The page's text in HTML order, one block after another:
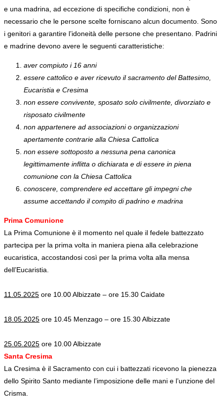
e una madrina, ad eccezione di specifiche condizioni, non è
necessario che le persone scelte forniscano alcun documento. Sono
i genitori a garantire l’idoneità delle persone che presentano. Padrini
e madrine devono avere le seguenti caratteristiche:
aver compiuto i 16 anni
essere cattolico e aver ricevuto il sacramento del Battesimo,
Eucaristia e Cresima
non essere convivente, sposato solo civilmente, divorziato e
risposato civilmente
non appartenere ad associazioni o organizzazioni
apertamente contrarie alla Chiesa Cattolica
non essere sottoposto a nessuna pena canonica
legittimamente inflitta o dichiarata e di essere in piena
comunione con la Chiesa Cattolica
conoscere, comprendere ed accettare gli impegni che
assume accettando il compito di padrino e madrina
Prima Comunione
La Prima Comunione è il momento nel quale il fedele battezzato
partecipa per la prima volta in maniera piena alla celebrazione
eucaristica, accostandosi così per la prima volta alla mensa
dell’Eucaristia.
11.05.2025 ore 10.00 Albizzate – ore 15.30 Caidate
18.05.2025 ore 10.45 Menzago – ore 15.30 Albizzate
25.05.2025 ore 10.00 Albizzate
Santa Cresima
La Cresima è il Sacramento con cui i battezzati ricevono la pienezza
dello Spirito Santo mediante l’imposizione delle mani e l’unzione del
Crisma.